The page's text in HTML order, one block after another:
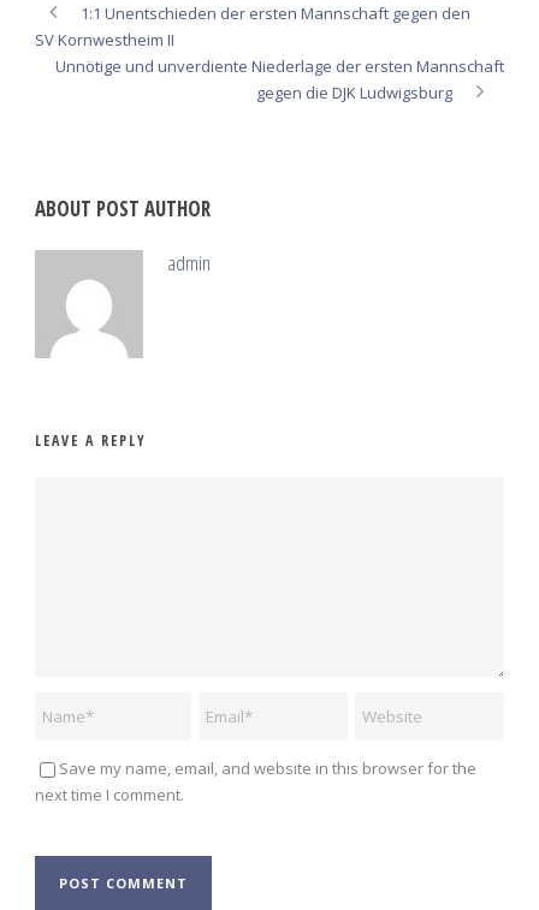
1:1 Unentschieden der ersten Mannschaft gegen den
SV Kornwestheim II
Unnötige und unverdiente Niederlage der ersten Mannschaft
gegen die DJK Ludwigsburg
ABOUT POST AUTHOR
admin
LEAVE A REPLY
Save my name, email, and website in this browser for the
next time I comment.